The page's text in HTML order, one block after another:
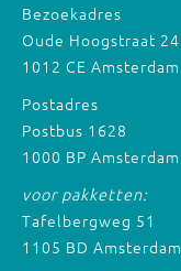
Bezoekadres
Oude Hoogstraat 24
1012 CE Amsterdam
Postadres
Postbus 1628
1000 BP Amsterdam
voor pakketten:
Tafelbergweg 51
1105 BD Amsterdam